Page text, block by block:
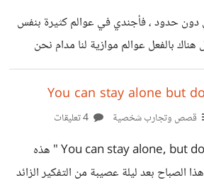
الخاصة بها .. هنا حدث الموضوع ! أن احداهن سرقة الفكرة ! و
حدود ، فأجندي في عوالم كثيرة بنفس
بالفعل عوالم موازية لنا مدام نحن
بحد ذاتنا ، فلا أجد فكرة ايجاد
أخرى غريبة او مستبعدة . أفكار غريبة
أحس أنه مريح التفكير و مواساة
You can stay alone but
قصص وتجارب شخصية
" You can stay alone, but don't be lonely " هذه
الصباح بعد ليلة عصيبة من التفكير الزائد